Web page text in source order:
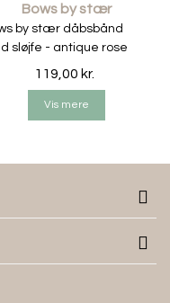
Bows by stær
by stær dåbsbånd
sløjfe - antique rose
119,00 kr.
Vis mere